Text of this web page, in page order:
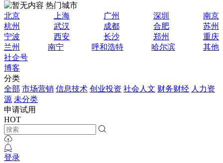
热门城市
北京
上海 广州 深圳
南京
杭州
武汉 成都 合肥
苏州
宁波
西安 长沙 郑州
重庆
兰州
南宁 呼和浩特 哈尔滨
其他
社企号
博客
分类
全部 市场营销 信息技术 创业投资 社会人文 财务财经 人力资
源 未分类
申请试用
HOT
登录